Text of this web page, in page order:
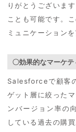
りがとうございま
ことも可能です。
ミュニケーション
〇効果的なマーケ
Salesforceで顧客
ゲット層に絞った
ンバージョン率の
している過去の購